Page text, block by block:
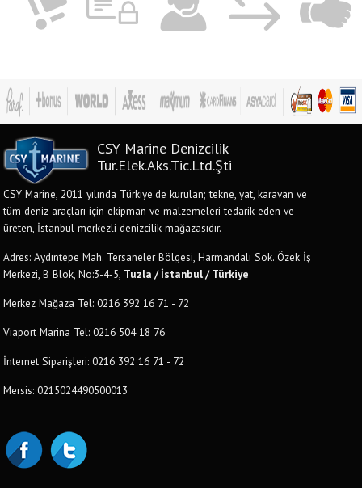
CSY Marine Denizcilik
Tur.Elek.Aks.Tic.Ltd.Şti
CSY Marine, 2011 yılında Türkiye'de kurulan; tekne, yat, karavan ve
tüm deniz araçları için ekipman ve malzemeleri tedarik eden ve
üreten, İstanbul merkezli denizcilik mağazasıdır.
Adres: Aydıntepe Mah. Tersaneler Bölgesi, Harmandalı Sok. Özek İş
Merkezi, B Blok, No:3-4-5, Tuzla / İstanbul / Türkiye
Merkez Mağaza Tel: 0216 392 16 71 - 72
Viaport Marina Tel: 0216 504 18 76
İnternet Siparişleri: 0216 392 16 71 - 72
Mersis: 0215024490500013